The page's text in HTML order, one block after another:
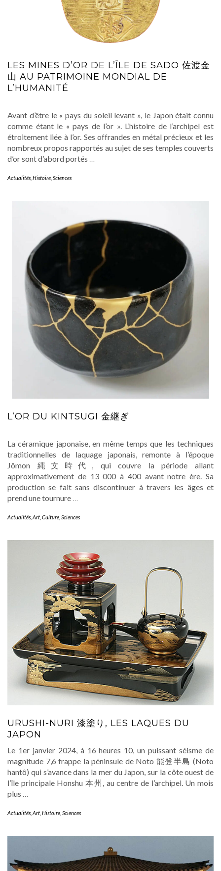
LES MINES D’OR DE L’ÎLE DE SADO 佐渡金
山 AU PATRIMOINE MONDIAL DE
L’HUMANITÉ
Avant d’être le « pays du soleil levant », le Japon était connu
comme étant le « pays de l’or ». L’histoire de l’archipel est
étroitement liée à l’or. Ses offrandes en métal précieux et les
nombreux propos rapportés au sujet de ses temples couverts
d’or sont d’abord portés
Actualités Histoire Sciences
L’OR DU KINTSUGI 金継ぎ
La céramique japonaise, en même temps que les techniques
traditionnelles de laquage japonais, remonte à l’époque
Jômon 縄文時代, qui couvre la période allant
approximativement de 13 000 à 400 avant notre ère. Sa
production se fait sans discontinuer à travers les âges et
prend une tournure
Actualités Art Culture Sciences
URUSHI-NURI 漆塗り, LES LAQUES DU
JAPON
Le 1er janvier 2024, à 16 heures 10, un puissant séisme de
magnitude 7,6 frappe la péninsule de Noto 能登半島 (Noto
hantô) qui s’avance dans la mer du Japon, sur la côte ouest de
l’île principale Honshu 本州, au centre de l’archipel. Un mois
plus …
Actualités Art Histoire Sciences